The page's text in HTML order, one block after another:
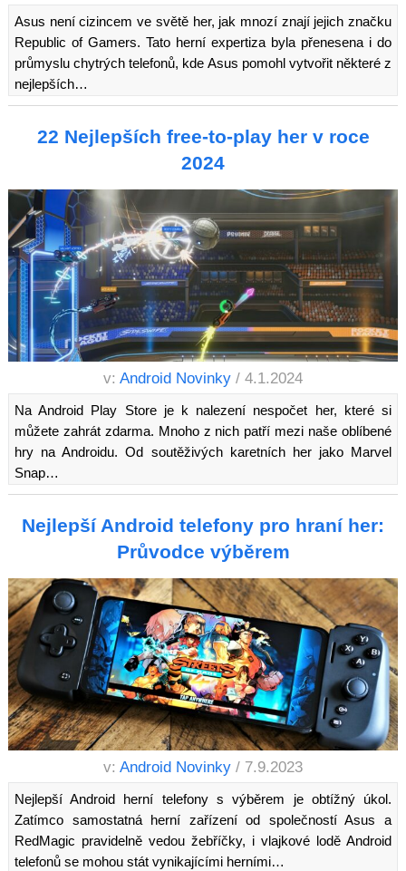
Asus není cizincem ve světě her, jak mnozí znají jejich značku
Republic of Gamers. Tato herní expertiza byla přenesena i do
průmyslu chytrých telefonů, kde Asus pomohl vytvořit některé z
nejlepších…
22 Nejlepších free-to-play her v roce
2024
v: Android Novinky / 4.1.2024
Na Android Play Store je k nalezení nespočet her, které si
můžete zahrát zdarma. Mnoho z nich patří mezi naše oblíbené
hry na Androidu. Od soutěživých karetních her jako Marvel
Snap…
Nejlepší Android telefony pro hraní her:
Průvodce výběrem
v: Android Novinky / 7.9.2023
Nejlepší Android herní telefony s výběrem je obtížný úkol.
Zatímco samostatná herní zařízení od společností Asus a
RedMagic pravidelně vedou žebříčky, i vlajkové lodě Android
telefonů se mohou stát vynikajícími herními…